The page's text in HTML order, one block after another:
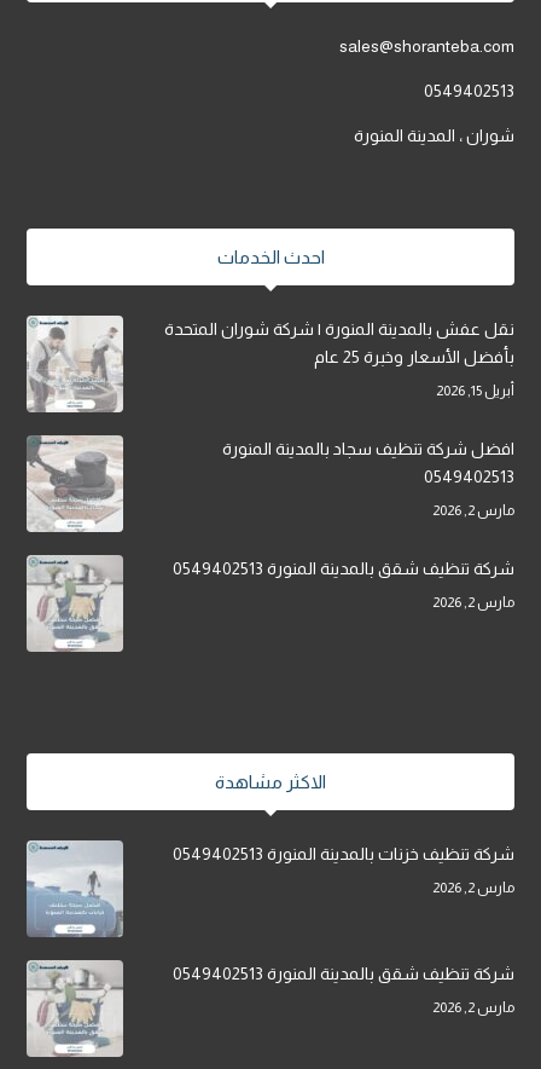
sales@shoranteba.com
0549402513
شوران ، المدينة المنورة
احدث الخدمات
نقل عفش بالمدينة المنورة | شركة شوران المتحدة
بأفضل الأسعار وخبرة 25 عام
أبريل 15, 2026
افضل شركة تنظيف سجاد بالمدينة المنورة
0549402513
مارس 2, 2026
شركة تنظيف شقق بالمدينة المنورة 0549402513
مارس 2, 2026
الاكثر مشاهدة
شركة تنظيف خزنات بالمدينة المنورة 0549402513
مارس 2, 2026
شركة تنظيف شقق بالمدينة المنورة 0549402513
مارس 2, 2026